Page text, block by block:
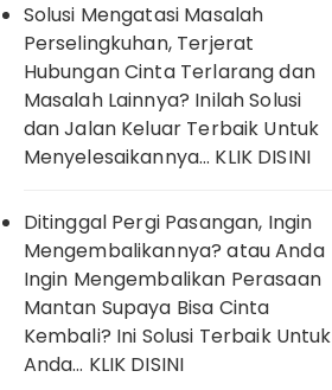
Solusi Mengatasi Masalah
Perselingkuhan, Terjerat
Hubungan Cinta Terlarang dan
Masalah Lainnya? Inilah Solusi
dan Jalan Keluar Terbaik Untuk
Menyelesaikannya… KLIK DISINI
Ditinggal Pergi Pasangan, Ingin
Mengembalikannya? atau Anda
Ingin Mengembalikan Perasaan
Mantan Supaya Bisa Cinta
Kembali? Ini Solusi Terbaik Untuk
Anda… KLIK DISINI